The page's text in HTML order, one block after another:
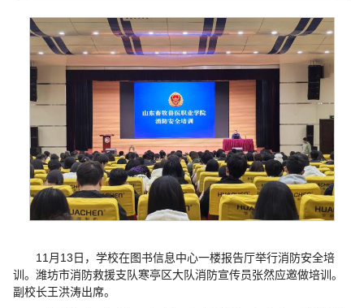
11月13日，学校在图书信息中心一楼报告厅举行消防安全培
训。潍坊市消防救援支队寒亭区大队消防宣传员张然应邀做培训。
副校长王洪涛出席。